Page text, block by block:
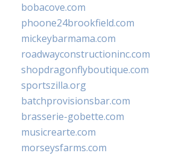
bobacove.com
phoone24brookfield.com
mickeybarmama.com
roadwayconstructioninc.com
shopdragonflyboutique.com
sportszilla.org
batchprovisionsbar.com
brasserie-gobette.com
musicrearte.com
morseysfarms.com